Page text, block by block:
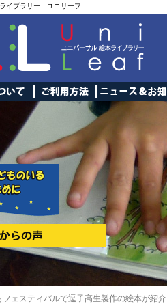
イブラリー ユニリーフ
フェスティバルで逗子高生製作の絵本が紹介